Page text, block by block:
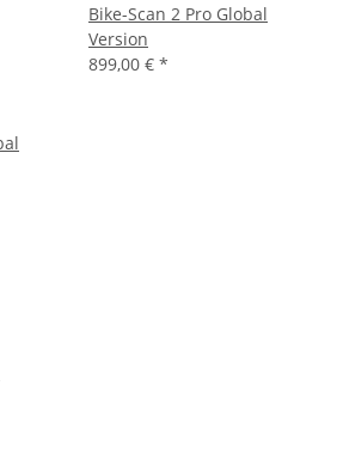
Bike-Scan 2 Pro Global
Version
899,00 € *